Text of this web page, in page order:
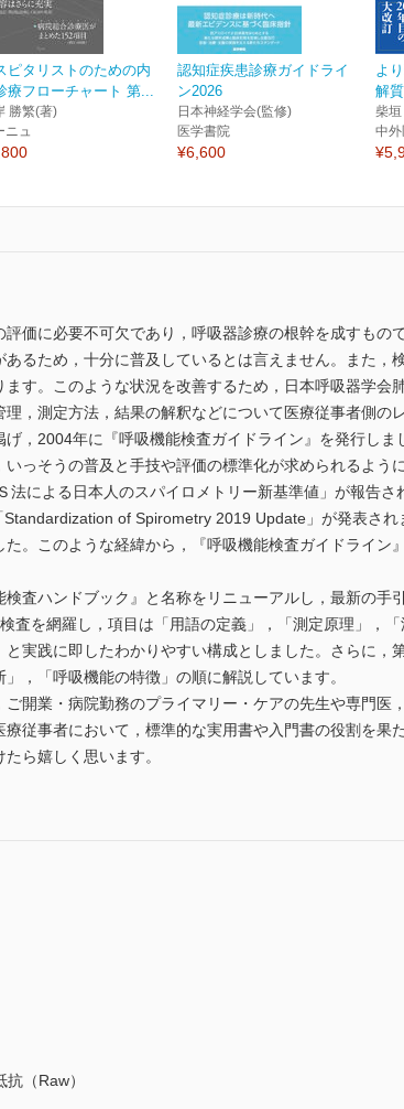
ピタリストのための内
療フローチャート 第...
勝繁(著)
ニュ
認知症疾患診療ガイドライ
ン2026
日本神経学会(監修)
医学書院
¥6,600
よ
解
柴
中外
価に必要不可欠であり，呼吸器診療の根幹を成すもの
るため，十分に普及しているとは言えません。また，
す。このような状況を改善するため，日本呼吸器学会
，測定方法，結果の解釈などについて医療従事者側の
，2004年に『呼吸機能検査ガイドライン』を発行しま
っそうの普及と手技や評価の標準化が求められるよう
による日本人のスパイロメトリー新基準値」が報告さ
of Spirometry 2019 Update」が発表され
。このような経緯から，『呼吸機能検査ガイドライン
ハンドブック』と名称をリニューアルし，最新の手
査を網羅し，項目は「用語の定義」，「測定原理」，
実践に即したわかりやすい構成としました。さらに，
，「呼吸機能の特徴」の順に解説しています。
開業・病院勤務のプライマリー・ケアの先生や専門医
従事者において，標準的な実用書や入門書の役割を果
ら嬉しく思います。
（Raw）